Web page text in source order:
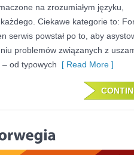
na zrozumiałym języku,
Ciekawe kategorie to:
serwis powstał po to, aby
problemów związanych z
– od typowych [ Read More ]